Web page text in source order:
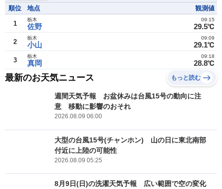
順位 地点 観測値
1 佐野
栃木
29.5℃
09:15
2 小山
栃木
29.1℃
09:09
3 真岡
栃木
28.8℃
09:18
最新のお天気ニュース もっと読む
週間天気予報 お盆休みは台風15号の動向に注
意 移動に影響のおそれ
2026.08.09 06:00
大型の台風15号(チャンホン) 山の日に東北南部
付近に上陸の可能性
2026.08.09 05:25
8月9日(日)の洗濯天気予報 広い範囲で空の変化